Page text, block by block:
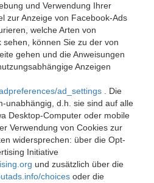
und Verwendung Ihrer
zur Anzeige von Facebook-Ads
welche Arten von
können Sie zu der von
gehen und die Anweisungen
Anzeigen
ad_settings
. Die
unabhängig, d.h. sie sind auf alle
Desktop-Computer oder mobile
Verwendung von Cookies zur
widersprechen: über die Opt-
Initiative
und zusätzlich über die
choices oder die